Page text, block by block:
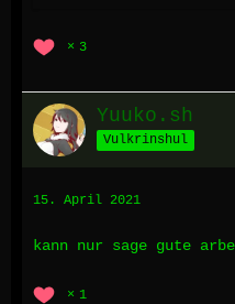
3
Yuuko.sh
Vulkrinshul
15. April 2021
kann nur sage gute
1